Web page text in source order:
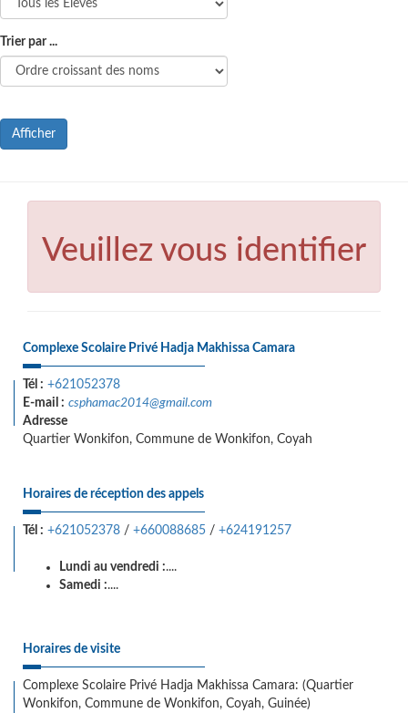
Trier par ...
Afficher
Veuillez vous identifier
Complexe Scolaire Privé Hadja Makhissa Camara
Tél : +621052378
E-mail : csphamac2014@gmail.com
Adresse
Quartier Wonkifon, Commune de Wonkifon, Coyah
Horaires de réception des appels
Tél : +621052378 / +660088685 / +624191257
Lundi au vendredi :....
Samedi :....
Horaires de visite
Complexe Scolaire Privé Hadja Makhissa Camara: (Quartier
Wonkifon, Commune de Wonkifon, Coyah, Guinée)